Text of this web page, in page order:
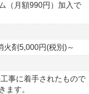
（月額990円）加入で
剤5,000円(税別)～
事に着手されたもので
ます。